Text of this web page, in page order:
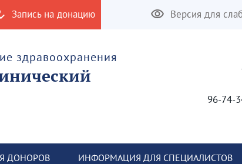
Запись на донацию Версия для
здравоохранения
96-74-
ДОНОРОВ ИНФОРМАЦИЯ ДЛЯ СПЕЦИАЛИСТОВ